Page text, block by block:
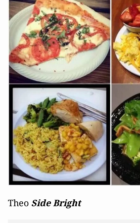
Theo Side Bright